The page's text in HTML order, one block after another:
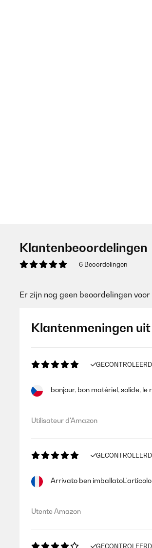
Klantenbeoordelingen
6 Beoordelingen
Er zijn nog geen beoordelingen
Klantenmeningen
bonjour, bon matériel, solide,
Utilisateur d'Amazon
Arrivato ben
Utente Amazon